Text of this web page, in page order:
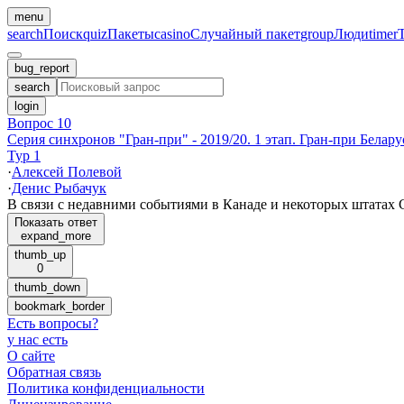
menu
searchПоискquizПакетыcasinoСлучайный пакетgroupЛюдиtimer
bug_report
search
login
Вопрос 10
Серия синхронов "Гран-при" - 2019/20. 1 этап. Гран-при
Тур 1
·Алексей Полевой
·Денис Рыбачук
В связи с недавними событиями в Канаде и некоторых
Показать ответ
expand_more
thumb_up
0
thumb_down
bookmark_border
Есть вопросы?
у нас есть
О сайте
Обратная связь
Политика конфиденциальности